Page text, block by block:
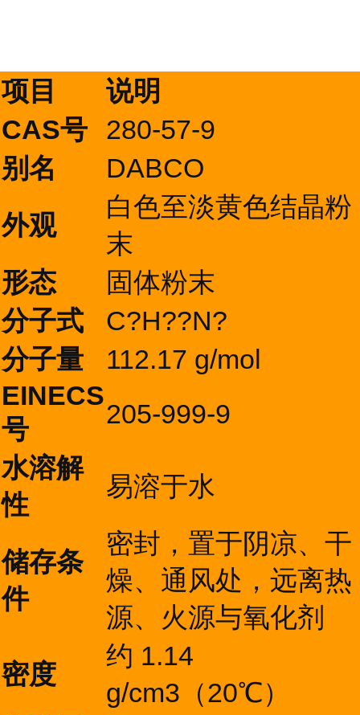
项目
说明
CAS号
280-57-9
别名
DABCO
外观
白色至淡黄色结晶粉
末
形态
固体粉末
分子式
C?H??N?
分子量
112.17 g/mol
EINECS
号
205-999-9
水溶解
性
易溶于水
储存条
件
密封，置于阴凉、干
燥、通风处，远离热
源、火源与氧化剂
密度
约 1.14
g/cm3（20℃）